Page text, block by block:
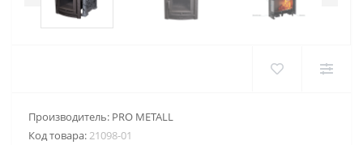
Производитель: PRO METALL
Код товара:21098-01